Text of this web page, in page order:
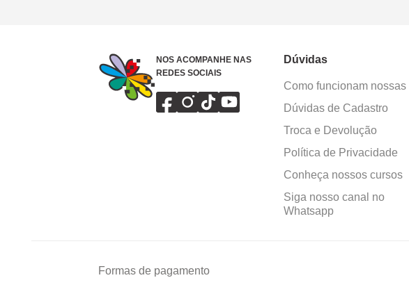
NOS ACOMPANHE NAS
REDES SOCIAIS
Dúvidas
Como funcionam nossas
Dúvidas de Cadastro
Troca e Devolução
Política de Privacidade
Conheça nossos cursos
Siga nosso canal no
Whatsapp
Formas de pagamento